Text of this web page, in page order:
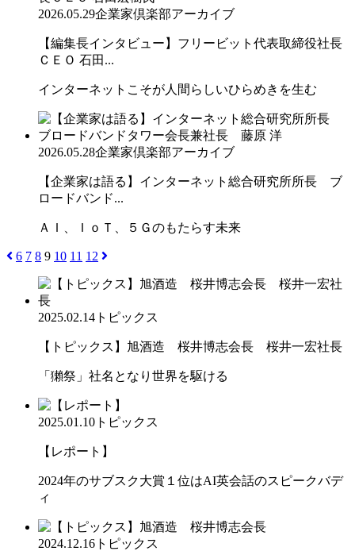
2026.05.29企業家倶楽部アーカイブ
【編集長インタビュー】フリービット代表取締役社長
ＣＥＯ 石田...
インターネットこそが人間らしいひらめきを生む
2026.05.28企業家倶楽部アーカイブ
【企業家は語る】インターネット総合研究所所長 ブ
ロードバンド...
ＡＩ、ＩｏＴ、５Ｇのもたらす未来
6 7 8 9 10 11 12
2025.02.14 トピックス
【トピックス】旭酒造 桜井博志会長 桜井一宏社長
「獺祭」社名となり世界を駆ける
2025.01.10 トピックス
【レポート】
2024年のサブスク大賞１位はAI英会話のスピークバデ
ィ
2024.12.16 トピックス